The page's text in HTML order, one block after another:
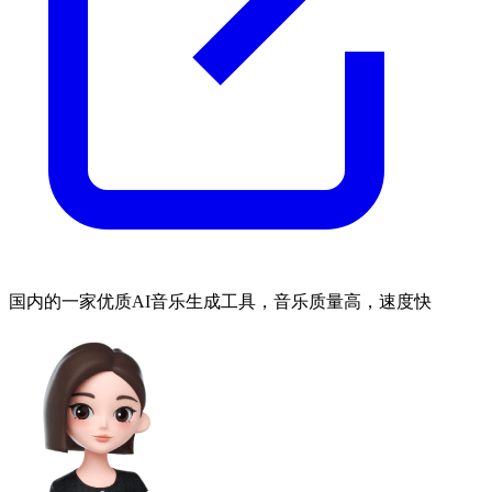
国内的一家优质AI音乐生成工具，音乐质量高，速度快